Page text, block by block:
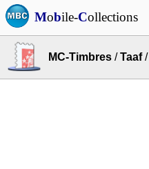
Mobile-Collections
MC-Timbres /Taaf/